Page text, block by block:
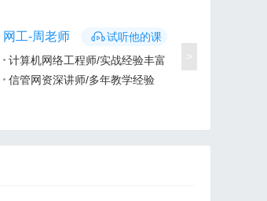
网工-周老师
试听他的课
计算机网络工程师/实战经验丰富
信管网资深讲师/多年教学经验
>